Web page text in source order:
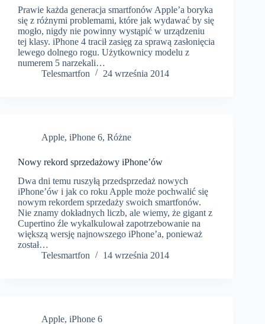
Prawie każda generacja smartfonów Apple’a boryka
się z różnymi problemami, które jak wydawać by się
mogło, nigdy nie powinny wystąpić w urządzeniu
tej klasy. iPhone 4 tracił zasięg za sprawą zasłonięcia
lewego dolnego rogu. Użytkownicy modelu z
numerem 5 narzekali…
Telesmartfon
24 września 2014
Apple, iPhone 6, Różne
Nowy rekord sprzedażowy iPhone’ów
Dwa dni temu ruszyłą przedsprzedaż nowych
iPhone’ów i jak co roku Apple może pochwalić się
nowym rekordem sprzedaży swoich smartfonów.
Nie znamy dokładnych liczb, ale wiemy, że gigant z
Cupertino źle wykalkulował zapotrzebowanie na
większą wersję najnowszego iPhone’a, ponieważ
został…
Telesmartfon
14 września 2014
Apple, iPhone 6